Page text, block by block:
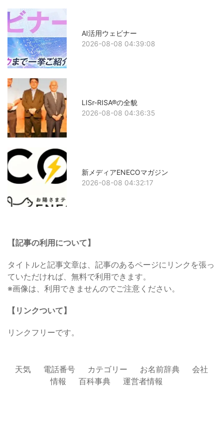
AI活用ウェビナー
2026-08-08 04:39:08
LISr-RISA®の全貌
2026-08-08 04:36:35
新メディアENECOマガジン
2026-08-08 04:32:17
【記事の利用について】
タイトルと記事文章は、記事のあるページにリンクを張っ
ていただければ、無料で利用できます。
※画像は、利用できませんのでご注意ください。
【リンクついて】
リンクフリーです。
天気 電話番号 カテゴリー お名前辞典
会社
情報
百科事典 運営者情報